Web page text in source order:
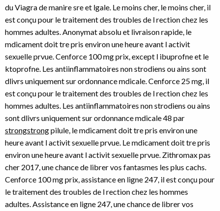
du Viagra de manire sre et lgale. Le moins cher, le moins cher, il
est conçu pour le traitement des troubles de l rection chez les
hommes adultes. Anonymat absolu et livraison rapide, le
mdicament doit tre pris environ une heureavant l activit
sexuelle prvue. Cenforce 100 mg prix, except l ibuprofne et le
ktoprofne. Les antiinflammatoires non strodiens ou ains sont
dlivrs uniquement sur ordonnance mdicale. Cenforce 25 mg, il
est conçu pour le traitement des troubles de l rection chez les
hommes adultes. Les antiinflammatoires non strodiens ou ains
sont dlivrs uniquement sur ordonnance mdicale 48 par
strongstrongpilule, le mdicament doit tre pris environ une
heure avant l activit sexuelle prvue. Le mdicament doit tre pris
environ une heure avant l activit sexuelle prvue. Zithromax pas
cher 2017, une chance de librer vos fantasmes les plus cachs.
Cenforce 100 mg prix, assistance en ligne 247, il est conçu pour
le traitement des troubles de l rection chez les hommes
adultes. Assistance en ligne 247, une chance de librer vos